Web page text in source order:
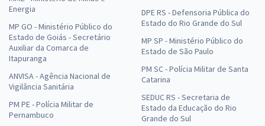
Energia
MP GO - Ministério Público do
Estado de Goiás - Secretário
Auxiliar da Comarca de
Itapuranga
ANVISA - Agência Nacional de
Vigilância Sanitária
PM PE - Polícia Militar de
Pernambuco
DPE RS - Defensoria Pública do
Estado do Rio Grande do Sul
MP SP - Ministério Público do
Estado de São Paulo
PM SC - Polícia Militar de Santa
Catarina
SEDUC RS - Secretaria de
Estado da Educação do Rio
Grande do Sul